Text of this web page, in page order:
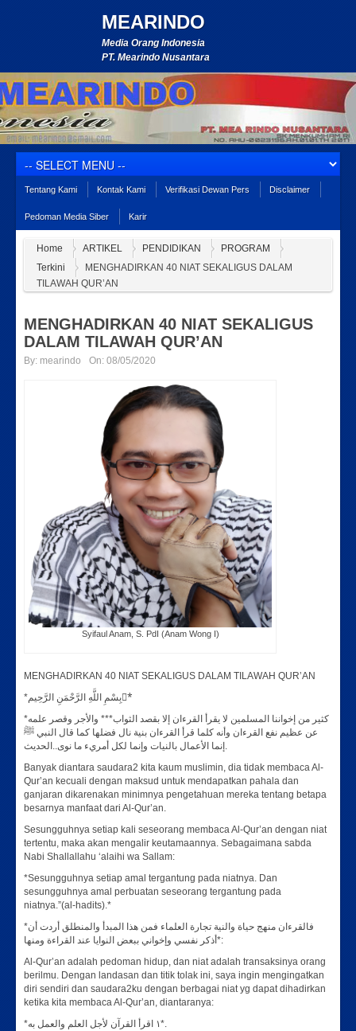
MEARINDO
Media Orang Indonesia
PT. Mearindo Nusantara
Tentang Kami Kontak Kami Verifikasi Dewan Pers Disclaimer
Pedoman Media Siber Karir
Home ARTIKEL PENDIDIKAN
PROGRAM
Terkini
MENGHADIRKAN 40 NIAT SEKALIGUS DALAM
TILAWAH QUR’AN
MENGHADIRKAN 40 NIAT SEKALIGUS
DALAM TILAWAH QUR’AN
By: mearindo On: 08/05/2020
Syifaul Anam, S. PdI (Anam Wong I)
MENGHADIRKAN 40 NIAT SEKALIGUS DALAM TILAWAH QUR’AN
*بِسْمِ اللَّهِ الرَّحْمَنِ الرَّحِيم*ِ
*كثير من إخواننا المسلمين لا يقرأ القرءان إلا بقصد الثواب*** والأجر وقصر علمه
عن عظيم نفع القرءان وأنه كلما قرأ القرءان بنية نال فضلها كما قال النبي ﷺ
إنما الأعمال بالنيات وإنما لكل أمريء ما نوى..الحديث.
Banyak diantara saudara2 kita kaum muslimin, dia tidak membaca Al-
Qur’an kecuali dengan maksud untuk mendapatkan pahala dan
ganjaran dikarenakan minimnya pengetahuan mereka tentang betapa
besarnya manfaat dari Al-Qur’an.
Sesungguhnya setiap kali seseorang membaca Al-Qur’an dengan niat
tertentu, maka akan mengalir keutamaannya. Sebagaimana sabda
Nabi Shallallahu ‘alaihi wa Sallam:
*Sesungguhnya setiap amal tergantung pada niatnya. Dan
sesungguhnya amal perbuatan seseorang tergantung pada
niatnya.”(al-hadits).*
*فالقرءان منهج حياة والنية تجارة العلماء فمن هذا المبدأ والمنطلق أردت أن
أذكر نفسي وإخواني ببعض النوايا عند القراءة ومنها*:
Al-Qur’an adalah pedoman hidup, dan niat adalah transaksinya orang
berilmu. Dengan landasan dan titik tolak ini, saya ingin mengingatkan
diri sendiri dan saudara2ku dengan berbagai niat yg dapat dihadirkan
ketika kita membaca Al-Qur’an, diantaranya:
*١ اقرأ القرآن لأجل العلم والعمل به*.